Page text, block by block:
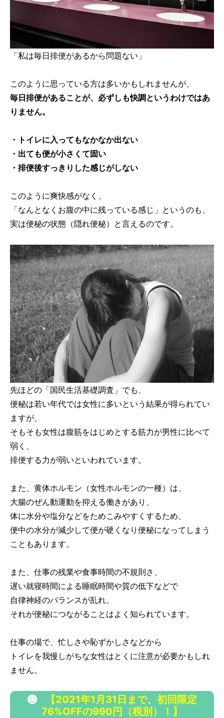
「私は毎日排便があるから問題ない」
このように思っている方は多いかもしれませんが、
毎日排便があることが、必ずしも快調というわけではあ
りません。
・トイレに入ってもなかなか出ない
・出ても便が小さくて固い
・排便後すっきりした感じがしない
このように爽快感がなく、
「なんとなくお腹の中に残っている感じ」というのも、
実は便秘の状態（隠れ便秘）と言えるのです。
先ほどの「国民生活基礎調査」でも、
便秘は若い年代では女性に多いという結果が得られてい
ますが、
そもそも女性は腹筋をはじめとする筋力が男性に比べて
弱く、
排便する力が弱いといわれています。
また、黄体ホルモン（女性ホルモンの一種）は、
大腸のぜん動運動を抑える働きがあり、
体に水分や塩分などをためこみやすくするため、
便中の水分が減少して便が硬くなり便秘になってしまう
こともあります。
また、仕事の残業や食事時間の不規則さ、
遅い就寝時間による睡眠時間や質の低下などで
自律神経のバランスが乱れ、
それが便秘につながることはよく知られています。
仕事の場で、忙しさや恥ずかしさなどから
トイレを我慢しがちな女性はとくに注意が必要かもしれ
ません。
【2021年1月31日まで、初回限定
76%OFFの990円（税別）！】